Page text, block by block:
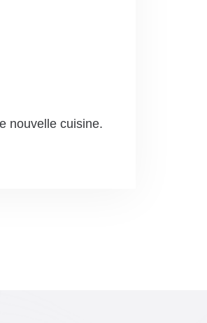
nouvelle cuisine.